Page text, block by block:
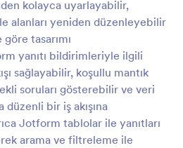
kolayca uyarlayabilir,
alanları yeniden düzenleyebilir
tasarımı
yanıtı bildirimleriyle ilgili
sağlayabilir, koşullu mantık
soruları gösterebilir ve veri
bir iş akışına
Jotform tablolar ile yanıtları
arama ve filtreleme ile
kurumlara gelen misafirlerin